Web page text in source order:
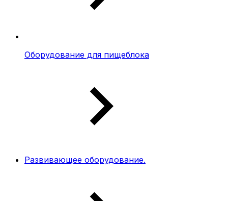
Оборудование для пищеблока
Развивающее оборудование.